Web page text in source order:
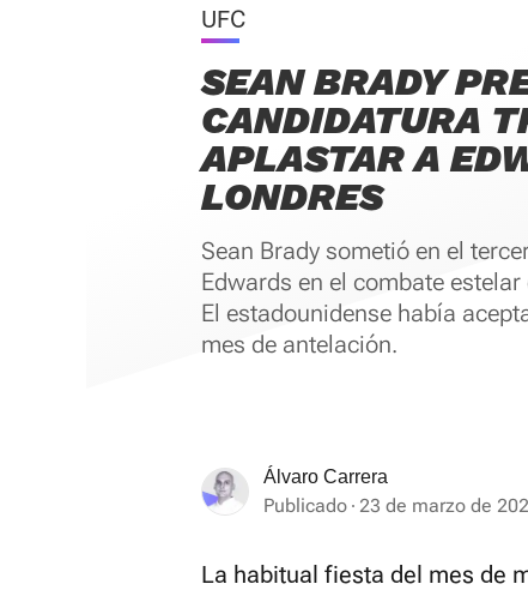
UFC
SEAN BRADY
CANDIDATURA
APLASTAR A
LONDRES
Sean Brady sometió en el
Edwards en el combate estelar
El estadounidense había
mes de antelación.
Álvaro Carrera
Publicado 23 de marzo de
La habitual fiesta del mes de